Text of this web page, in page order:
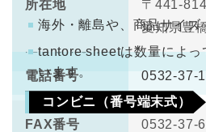
コンビニ払込票が郵送で届
配となります。
コンビニ（番号端末式）
海外・離島や、商品サイズ
tantore sheetは数量によっ
います。
所在地
〒441-
愛知県豊
電話番号 0532-37-
FAX番号 0532-37-